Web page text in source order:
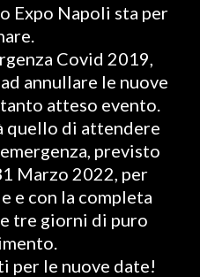
Expo Napoli sta per
Covid 2019,
annullare le nuove
atteso evento.
quello di attendere
previsto
Marzo 2022, per
e con la completa
tre giorni di puro
per le nuove date!